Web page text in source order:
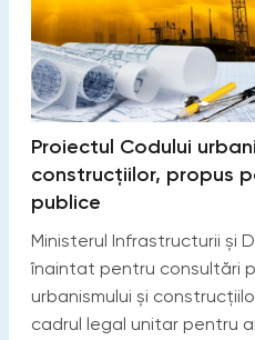
Proiectul Codului
construcțiilor, propus
publice
Ministerul Infrastructurii și
înaintat pentru consultări
urbanismului și
cadrul legal unitar pentru